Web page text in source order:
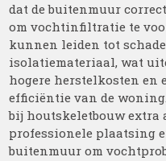
dat de buitenmuur
om vochtinfiltratie te
kunnen leiden tot
isolatiemateriaal, wat
hogere herstelkosten en
efficiëntie van de
bij houtskeletbouw extra
professionele plaatsing
buitenmuur om